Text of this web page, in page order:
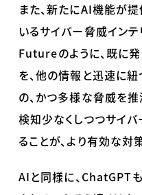
また、新たにAI機能が提
いるサイバー脅威イン
Futureのように、既に
を、他の情報と迅速に紐
の、かつ多様な脅威を
検知少なくしつつサイ
ることが、より有効な対
AIと同様に、 ChatGPT